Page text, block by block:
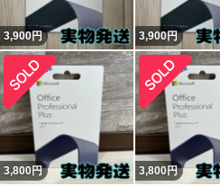
3,900円 3,900円
3,800円 3,800円